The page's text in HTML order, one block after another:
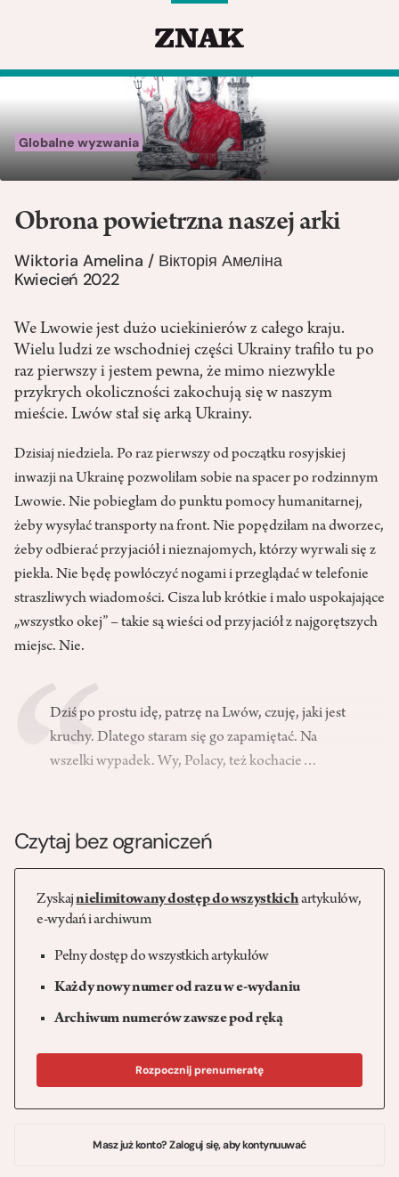
Globalne wyzwania
Obrona powietrzna naszej arki
Wiktoria Amelina / Вікторія Амеліна
Kwiecień 2022
We Lwowie jest dużo uciekinierów z całego kraju.
Wielu ludzi ze wschodniej części Ukrainy trafiło tu po
raz pierwszy i jestem pewna, że mimo niezwykle
przykrych okoliczności zakochują się w naszym
mieście. Lwów stał się arką Ukrainy.
Dzisiaj niedziela. Po raz pierwszy od początku rosyjskiej
inwazji na Ukrainę pozwoliłam sobie na spacer po rodzinnym
Lwowie. Nie pobiegłam do punktu pomocy humanitarnej,
żeby wysyłać transporty na front. Nie popędziłam na dworzec,
żeby odbierać przyjaciół i nieznajomych, którzy wyrwali się z
piekła. Nie będę powłóczyć nogami i przeglądać w telefonie
straszliwych wiadomości. Cisza lub krótkie i mało uspokajające
„wszystko okej” – takie są wieści od przyjaciół z najgorętszych
miejsc. Nie.
Dziś po prostu idę, patrzę na Lwów, czuję, jaki jest
kruchy. Dlatego staram się go zapamiętać. Na
wszelki wypadek. Wy, Polacy, też kochacie…
Czytaj bez ograniczeń
Zyskajnielimitowany dostęp do wszystkichartykułów,
e-wydań i archiwum
Pełny dostęp do wszystkich artykułów
Każdy nowy numer od razu w e-wydaniu
Archiwum numerów zawsze pod ręką
Rozpocznij prenumeratę
Masz już konto? Zaloguj się, aby kontynuuwać